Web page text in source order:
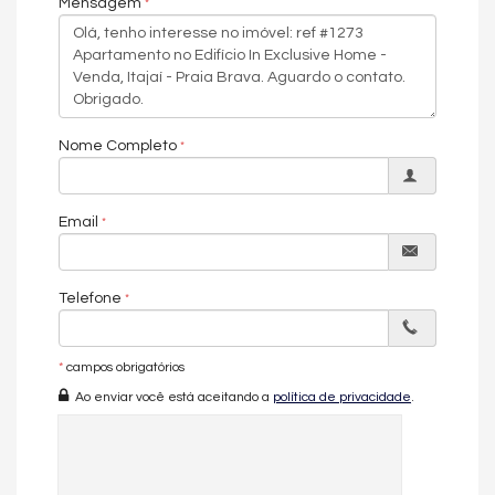
• Piscina privativa
• Área de lazer exclusiva
• Churrasqueira
• Acabamentos em porcelanato e vinílico
• 3 vagas de garagem individuais
Localizado no desejado canto sul da Praia Brava, o In Exclusive
Home é um empreendimento raro, com poucas unidades e
apartamento por andar.
A apenas 80 metros do mar, oferece o equilíbrio perfeito entre
mais valorizadas do litoral catarinense.
Com proposta intimista e sofisticada, o empreendimento
proporciona uma experiência única de moradia, onde cada
detalhe foi pensado para valorizar o bem-estar, o silêncio e a
Mensagem
Nome Completo
Email
Telefone
* campos obrigatórios
Ao enviar você está aceitando a política de privacidade